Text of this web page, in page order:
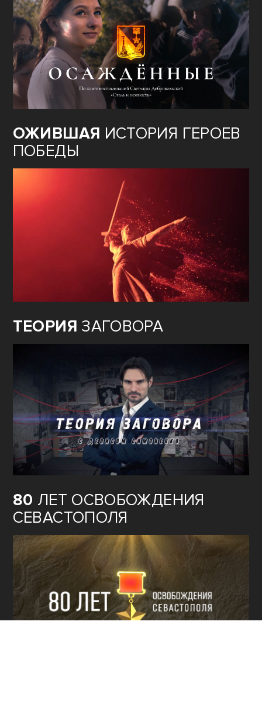
ОЖИВШАЯ ИСТОРИЯ ГЕРОЕВ
ПОБЕДЫ
ТЕОРИЯ ЗАГОВОРА
80 ЛЕТ ОСВОБОЖДЕНИЯ
СЕВАСТОПОЛЯ